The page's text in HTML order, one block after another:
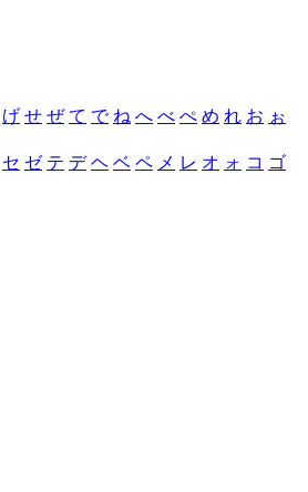
げ せ ぜ て で ね へ べ ぺ め れ お ぉ
セ ゼ テ デ ヘ ベ ペ メ レ オ ォ コ ゴ